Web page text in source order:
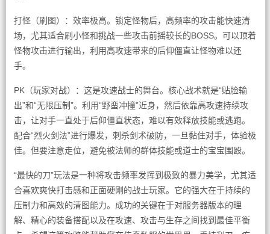
打怪（刷图）：效率极高。锁定怪物后，高频率的攻击能快速清
场，尤其适合刷小怪和挑战一些攻击前摇较长的BOSS。可以顶着
怪物攻击进行输出，利用高攻速带来的后仰僵直让怪物难以还
手。
PK（玩家对战）：这是攻速战士的舞台。核心战术就是“贴脸输
出”和“无限压制”。利用“野蛮冲撞”近身，然后依靠高攻速持续攻
击，让对手一直处于后仰僵直状态，难以有效释放技能或逃跑。
配合“烈火剑法”进行爆发，刺杀剑术破防，一旦黏住对手，体验极
佳。但要注意走位，避免被法师的群体技能或道士的宝宝围殴。
“最快的刀”玩法是一种将攻击频率发挥到极致的暴力美学，尤其适
合喜欢爽快打击感和正面硬刚的战士玩家。它的强大在于持续的
压制力和高效的清图能力。成功的关键在于对服务器版本的理
解、精心的装备搭配以及在攻速、攻击与生存之间找到最佳平衡